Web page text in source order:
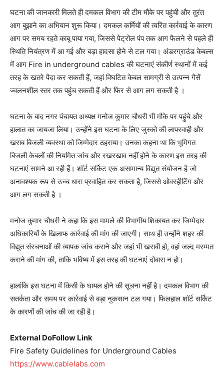
घटना की जानकारी मिलते ही दमकल विभाग की टीम मौके पर पहुंची और तुरंत
आग बुझाने का अभियान शुरू किया। दमकल कर्मियों की त्वरित कार्रवाई के कारण
आग पर समय रहते काबू पाया गया, जिससे पेट्रोल पंप तक आग फैलने से पहले ही
स्थिति नियंत्रण में आ गई और बड़ा हादसा होने से टल गया। अंडरग्राउंड केबल्स
में आग Fire in underground cables की घटनाएं संकीर्ण स्थानों में कई
तरह के खतरे पैदा कर सकती हैं, जहां विघटित केबल सामग्री से उत्पन्न गैसें
ज्वलनशील स्तर तक पहुंच सकती हैं और फिर से आग लग सकती है ।
घटना के बाद नगर पंचायत अध्यक्ष मनोज कुमार चौधरी भी मौके पर पहुंचे और
हालात का जायजा लिया। उन्होंने इस घटना के लिए जुस्को की लापरवाही और
खराब बिजली व्यवस्था को जिम्मेदार ठहराया। उनका कहना था कि भूमिगत
बिजली केबलों की नियमित जांच और रखरखाव नहीं होने के कारण इस तरह की
घटनाएं सामने आ रही हैं। शॉर्ट सर्किट एक असामान्य विद्युत संयोजन है जो
अनावश्यक रूप से उच्च धारा प्रवाहित कर सकता है, जिससे ओवरहीटिंग और
आग लग सकती है ।
मनोज कुमार चौधरी ने कहा कि इस मामले की विभागीय शिकायत कर जिम्मेदार
अधिकारियों के खिलाफ कार्रवाई की मांग की जाएगी। साथ ही उन्होंने शहर की
विद्युत संरचनाओं की व्यापक जांच कराने और जहां भी खराबी हो, वहां जल्द मरम्मत
कराने की मांग की, ताकि भविष्य में इस तरह की घटनाएं दोबारा न हो।
हालांकि इस घटना में किसी के घायल होने की सूचना नहीं है। दमकल विभाग की
सतर्कता और समय पर कार्रवाई से बड़ा नुकसान टल गया। फिलहाल शॉर्ट सर्किट
के कारणों की जांच की जा रही है।
External DoFollow Link
Fire Safety Guidelines for Underground Cables
https://www.cablelabs.com